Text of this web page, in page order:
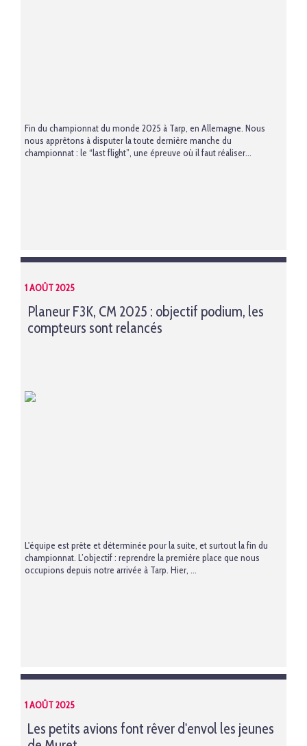
Fin du championnat du monde 2025 à Tarp, en Allemagne. Nous
nous apprêtons à disputer la toute dernière manche du
championnat : le “last flight”, une épreuve où il faut réaliser...
1 AOÛT 2025
Planeur F3K, CM 2025 : objectif podium, les
compteurs sont relancés
L'équipe est prête et déterminée pour la suite, et surtout la fin du
championnat. L’objectif : reprendre la première place que nous
occupions depuis notre arrivée à Tarp. Hier, ...
1 AOÛT 2025
Les petits avions font rêver d'envol les jeunes